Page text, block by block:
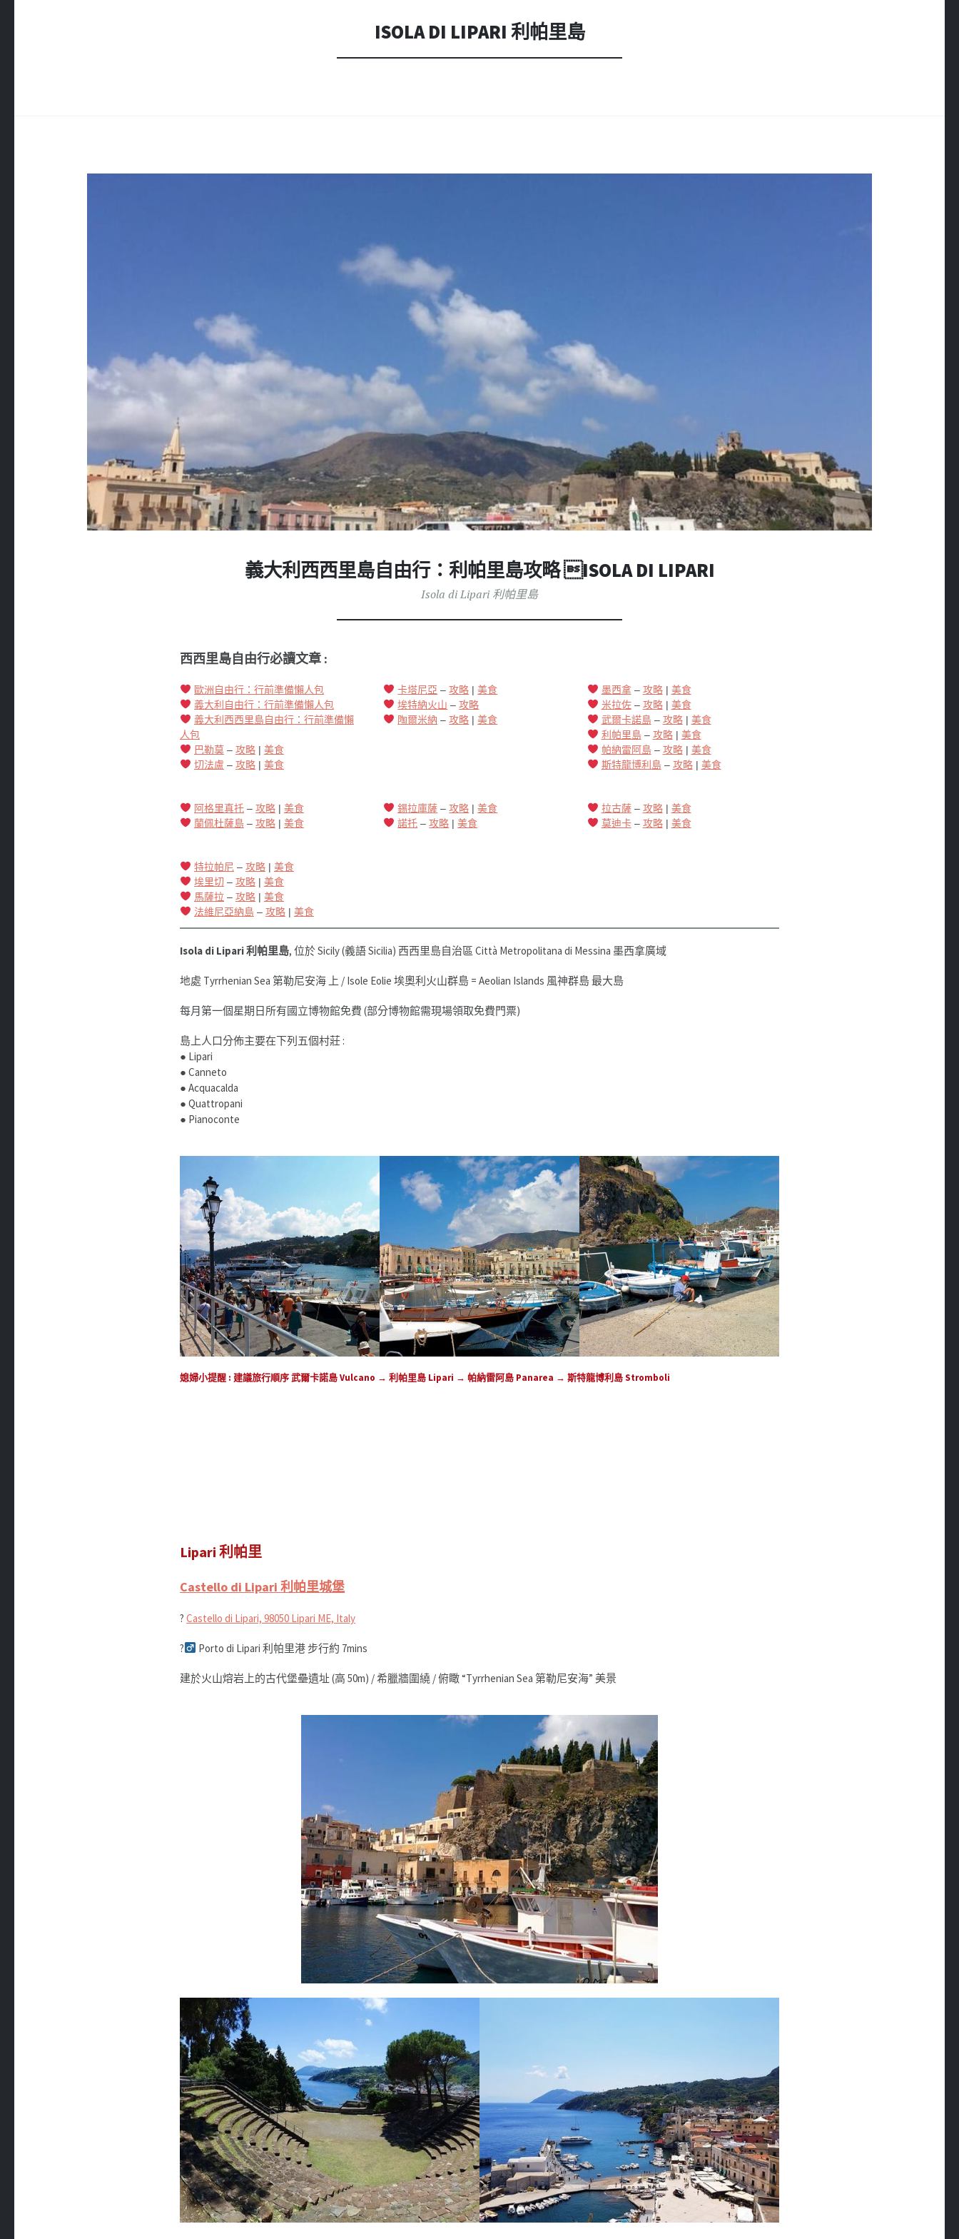
容
ISOLA DI LIPARI 利帕里島
義大利西西里島自由行：利帕里島攻略 ISOLA DI LIPARI
Isola di Lipari 利帕里島
西西里島自由行必讀文章 :
歐洲自由行：行前準備懶人包
義大利自由行：行前準備懶人包
義大利西西里島自由行：行前準備懶
人包
巴勒莫– 攻略| 美食
切法盧 – 攻略| 美食
卡塔尼亞 –攻略 |美食
埃特納火山 –攻略
陶爾米納 –攻略 |美食
墨西拿– 攻略| 美食
米拉佐– 攻略| 美食
武爾卡諾島– 攻略| 美食
利帕里島– 攻略| 美食
帕納雷阿島– 攻略| 美食
斯特龍博利島– 攻略| 美食
阿格里真托– 攻略| 美食
蘭佩杜薩島– 攻略| 美食
錫拉庫薩 –攻略 |美食
諾托 –攻略 |美食
拉古薩– 攻略| 美食
莫迪卡– 攻略| 美食
特拉帕尼 – 攻略| 美食
埃里切 – 攻略| 美食
馬薩拉 – 攻略| 美食
法維尼亞納島– 攻略| 美食
Isola di Lipari利帕里島, 位於 Sicily (義語 Sicilia) 西西里島自治區 Città Metropolitana di Messina 墨西拿廣域
地處 Tyrrhenian Sea 第勒尼安海 上 / Isole Eolie 埃奧利火山群島 = Aeolian Islands 風神群島 最大島
每月第一個星期日所有國立博物館免費 (部分博物館需現場領取免費門票)
島上人口分佈主要在下列五個村莊 :
● Lipari
● Canneto
● Acquacalda
● Quattropani
● Pianoconte
媳婦小提醒 : 建議旅行順序 武爾卡諾島 Vulcano → 利帕里島 Lipari → 帕納雷阿島 Panarea → 斯特龍博利島 Stromboli
Lipari 利帕里
Castello di Lipari 利帕里城堡
? Castello di Lipari, 98050 Lipari ME, Italy
?‍ Porto di Lipari 利帕里港 步行約 7mins
建於火山熔岩上的古代堡壘遺址 (高 50m) / 希臘牆圍繞 / 俯瞰 “Tyrrhenian Sea 第勒尼安海” 美景